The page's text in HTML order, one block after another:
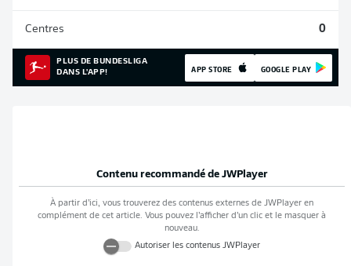
Centres 0
PLUS DE BUNDESLIGA
DANS L'APP!
APP STORE GOOGLE PLAY
Contenu recommandé de JWPlayer
À partir d’ici, vous trouverez des contenus externes de JWPlayer en
complément de cet article. Vous pouvez l’afficher d’un clic et le masquer à
nouveau.
Autoriser les contenus JWPlayer